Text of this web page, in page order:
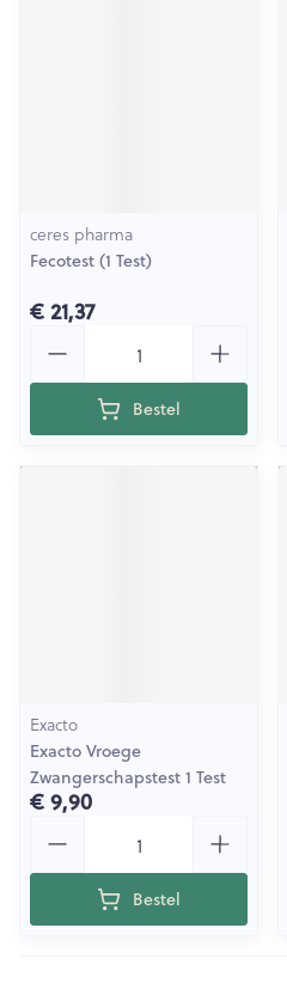
ceres pharma
Fecotest (1 Test)
€ 21,37
Bestel
Exacto
Exacto Vroege
Zwangerschapstest 1 Test
€ 9,90
Bestel